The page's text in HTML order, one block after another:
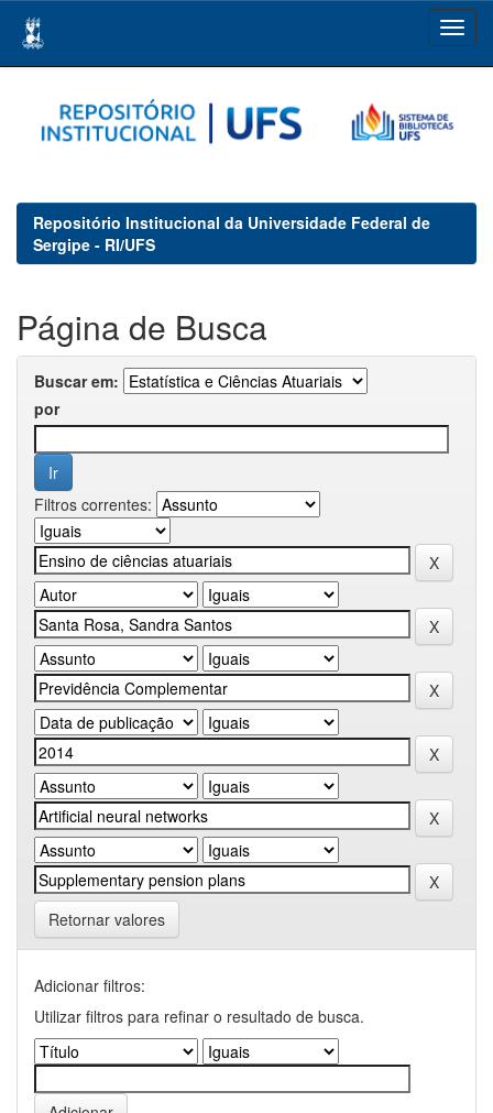
navigation
Repositório Institucional da Universidade Federal de
Sergipe - RI/UFS
Página de Busca
Buscar em:
por
Filtros correntes:
Retornar valores
Adicionar filtros:
Utilizar filtros para refinar o resultado de busca.